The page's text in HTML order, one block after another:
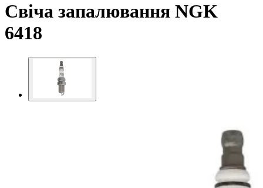
Свіча запалювання NGK
6418